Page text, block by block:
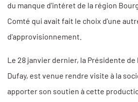
du manque d'intéret de la région
Comté qui avait fait le choix d'une
d'approvisionnement.
Le 28 janvier dernier, la Présidente
Dufay, est venue rendre visite à la
apporter son soutien à cette